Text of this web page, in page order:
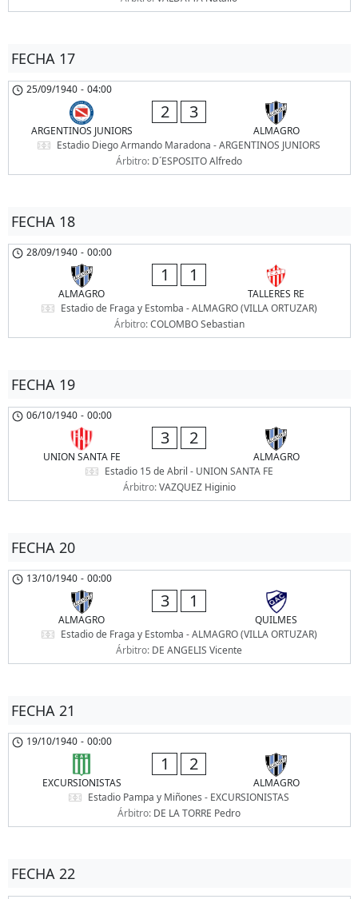
FECHA 17
25/09/1940 - 04:00
ARGENTINOS JUNIORS
2 3
ALMAGRO
Estadio Diego Armando Maradona - ARGENTINOS JUNIORS
Árbitro: D´ESPOSITO Alfredo
FECHA 18
28/09/1940 - 00:00
ALMAGRO
1 1
TALLERES RE
Estadio de Fraga y Estomba - ALMAGRO (VILLA ORTUZAR)
Árbitro:COLOMBO Sebastian
FECHA 19
06/10/1940 - 00:00
UNION SANTA FE
3 2
ALMAGRO
Estadio 15 de Abril - UNION SANTA FE
Árbitro:VAZQUEZ Higinio
FECHA 20
13/10/1940 - 00:00
ALMAGRO
3 1
QUILMES
Estadio de Fraga y Estomba - ALMAGRO (VILLA ORTUZAR)
Árbitro: DE ANGELIS Vicente
FECHA 21
19/10/1940 - 00:00
EXCURSIONISTAS
1 2
ALMAGRO
Estadio Pampa y Miñones - EXCURSIONISTAS
Árbitro: DE LA TORRE Pedro
FECHA 22